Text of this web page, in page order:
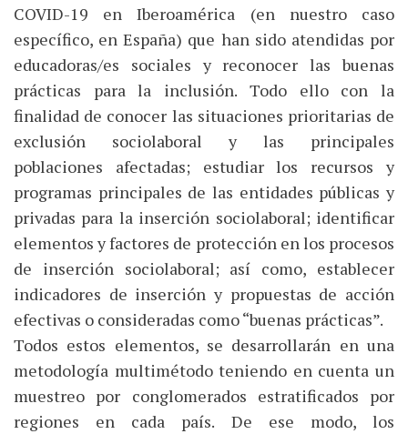
COVID-19 en Iberoamérica (en nuestro caso
específico, en España) que han sido atendidas por
educadoras/es sociales y reconocer las buenas
prácticas para la inclusión. Todo ello con la
finalidad de conocer las situaciones prioritarias de
exclusión sociolaboral y las principales
poblaciones afectadas; estudiar los recursos y
programas principales de las entidades públicas y
privadas para la inserción sociolaboral; identificar
elementos y factores de protección en los procesos
de inserción sociolaboral; así como, establecer
indicadores de inserción y propuestas de acción
efectivas o consideradas como “buenas prácticas”.
Todos estos elementos, se desarrollarán en una
metodología multimétodo teniendo en cuenta un
muestreo por conglomerados estratificados por
regiones en cada país. De ese modo, los